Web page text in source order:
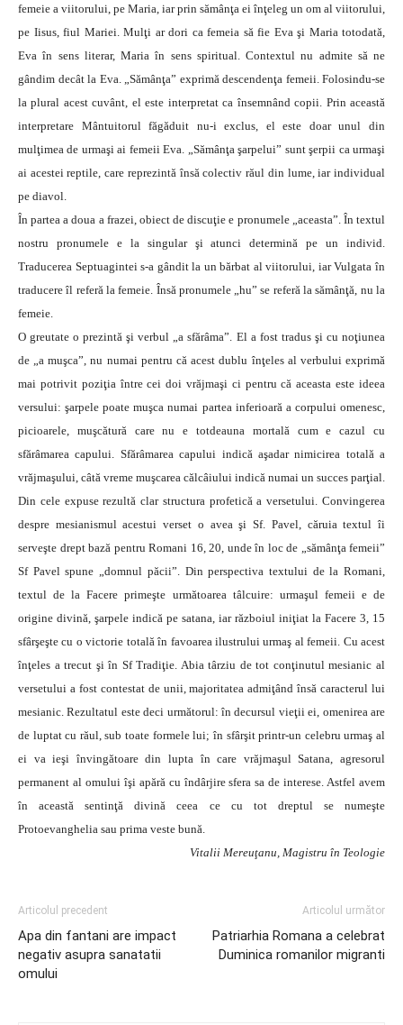
femeie a viitorului, pe Maria, iar prin sămânţa ei înţeleg un om al viitorului,
pe Iisus, fiul Mariei. Mulţi ar dori ca femeia să fie Eva şi Maria totodată,
Eva în sens literar, Maria în sens spiritual. Contextul nu admite să ne
gândim decât la Eva. „Sămânţa” exprimă descendenţa femeii. Folosindu-se
la plural acest cuvânt, el este interpretat ca însemnând copii. Prin această
interpretare Mântuitorul făgăduit nu-i exclus, el este doar unul din
mulţimea de urmaşi ai femeii Eva. „Sămânţa şarpelui” sunt şerpii ca urmaşi
ai acestei reptile, care reprezintă însă colectiv răul din lume, iar individual
pe diavol.
În partea a doua a frazei, obiect de discuţie e pronumele „aceasta”. În textul
nostru pronumele e la singular şi atunci determină pe un individ.
Traducerea Septuagintei s-a gândit la un bărbat al viitorului, iar Vulgata în
traducere îl referă la femeie. Însă pronumele „hu” se referă la sămânţă, nu la
femeie.
O greutate o prezintă şi verbul „a sfărâma”. El a fost tradus şi cu noţiunea
de „a muşca”, nu numai pentru că acest dublu înţeles al verbului exprimă
mai potrivit poziţia între cei doi vrăjmaşi ci pentru că aceasta este ideea
versului: şarpele poate muşca numai partea inferioară a corpului omenesc,
picioarele, muşcătură care nu e totdeauna mortală cum e cazul cu
sfărâmarea capului. Sfărâmarea capului indică aşadar nimicirea totală a
vrăjmaşului, câtă vreme muşcarea călcâiului indică numai un succes parţial.
Din cele expuse rezultă clar structura profetică a versetului. Convingerea
despre mesianismul acestui verset o avea şi Sf. Pavel, căruia textul îi
serveşte drept bază pentru Romani 16, 20, unde în loc de „sămânţa femeii”
Sf Pavel spune „domnul păcii”. Din perspectiva textului de la Romani,
textul de la Facere primeşte următoarea tâlcuire: urmaşul femeii e de
origine divină, şarpele indică pe satana, iar războiul iniţiat la Facere 3, 15
sfârşeşte cu o victorie totală în favoarea ilustrului urmaş al femeii. Cu acest
înţeles a trecut şi în Sf Tradiţie. Abia târziu de tot conţinutul mesianic al
versetului a fost contestat de unii, majoritatea admiţând însă caracterul lui
mesianic. Rezultatul este deci următorul: în decursul vieţii ei, omenirea are
de luptat cu răul, sub toate formele lui; în sfârşit printr-un celebru urmaş al
ei va ieşi învingătoare din lupta în care vrăjmaşul Satana, agresorul
permanent al omului îşi apără cu îndârjire sfera sa de interese. Astfel avem
în această sentinţă divină ceea ce cu tot dreptul se numeşte
Protoevanghelia sau prima veste bună.
Vitalii Mereuţanu, Magistru în Teologie
Articolul precedent
Apa din fantani are impact
negativ asupra sanatatii
omului
Articolul următor
Patriarhia Romana a celebrat
Duminica romanilor migranti